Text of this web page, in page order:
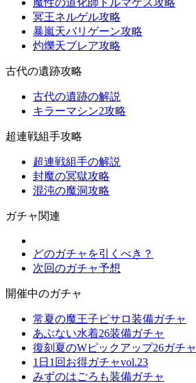
魔性の道化師ドルマゲス攻略
冥王ネルゲル攻略
暴嵐天バリゲーン攻略
灼爍天ブレア攻略
古代の遺跡攻略
古代の遺跡の解説
キラーマシン2攻略
超連戦組手攻略
超連戦組手の解説
封魔の冥獄攻略
混沌の魔洞攻略
ガチャ関連
どのガチャを引くべき？
次回のガチャ予想
開催中のガチャ
常夏の魔王子ピサロ装備ガチャ
あぶない水着26装備ガチャ
復刻夏のWピックアップ26ガチャ
1日1回お得ガチャvol.23
みずのはごろも装備ガチャ